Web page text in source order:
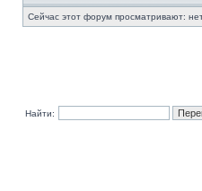
Сейчас этот форум просматривают:
Найти: